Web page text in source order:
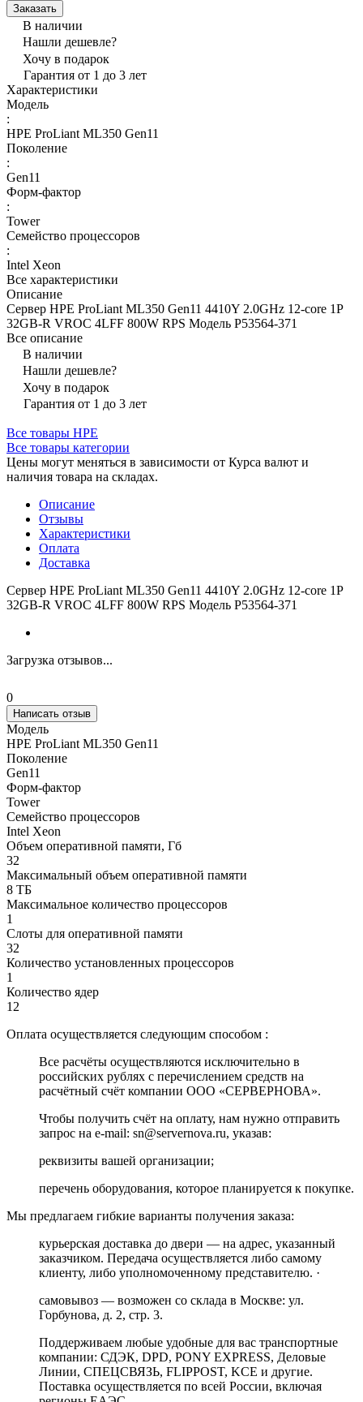
Заказать
В наличии
Нашли дешевле?
Хочу в подарок
Гарантия от 1 до 3 лет
Характеристики
Модель
:
HPE ProLiant ML350 Gen11
Поколение
:
Gen11
Форм-фактор
:
Tower
Семейство процессоров
:
Intel Xeon
Все характеристики
Описание
Сервер HPE ProLiant ML350 Gen11 4410Y 2.0GHz 12-core 1P
32GB-R VROC 4LFF 800W RPS Модель P53564-371
Все описание
В наличии
Нашли дешевле?
Хочу в подарок
Гарантия от 1 до 3 лет
Все товары HPE
Все товары категории
Цены могут меняться в зависимости от Курса валют и
наличия товара на складах.
Описание
Отзывы
Характеристики
Оплата
Доставка
Сервер HPE ProLiant ML350 Gen11 4410Y 2.0GHz 12-core 1P
32GB-R VROC 4LFF 800W RPS Модель P53564-371
Загрузка отзывов...
0
Написать отзыв
Модель
HPE ProLiant ML350 Gen11
Поколение
Gen11
Форм-фактор
Tower
Семейство процессоров
Intel Xeon
Объем оперативной памяти, Гб
32
Максимальный объем оперативной памяти
8 ТБ
Максимальное количество процессоров
1
Слоты для оперативной памяти
32
Количество установленных процессоров
1
Количество ядер
12
Оплата осуществляется следующим способом :
Все расчёты осуществляются исключительно в
российских рублях с перечислением средств на
расчётный счёт компании ООО «СЕРВЕРНОВА».
Чтобы получить счёт на оплату, нам нужно отправить
запрос на e-mail: sn@servernova.ru, указав:
реквизиты вашей организации;
перечень оборудования, которое планируется к покупке.
Мы предлагаем гибкие варианты получения заказа:
курьерская доставка до двери — на адрес, указанный
заказчиком. Передача осуществляется либо самому
клиенту, либо уполномоченному представителю. ·
самовывоз — возможен со склада в Москве: ул.
Горбунова, д. 2, стр. 3.
Поддерживаем любые удобные для вас транспортные
компании: СДЭК, DPD, PONY EXPRESS, Деловые
Линии, СПЕЦСВЯЗЬ, FLIPPOST, KCE и другие.
Поставка осуществляется по всей России, включая